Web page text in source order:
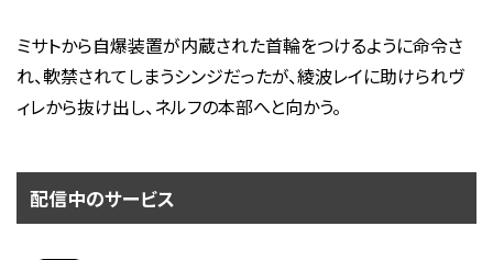
ミサトから自爆装置が内蔵された首輪をつけるように命令さ
れ、軟禁されてしまうシンジだったが、綾波レイに助けられヴ
ィレから抜け出し、ネルフの本部へと向かう。
配信中のサービス